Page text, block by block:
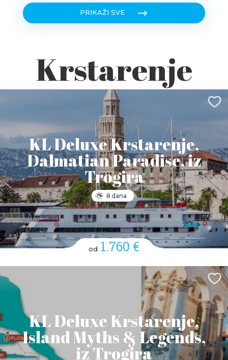
PRIKAŽI SVE
Krstarenje
KL Deluxe Krstarenje,
Dalmatian Paradise, iz
Trogira
8 dana
od 1.760 €
KL Deluxe Krstarenje,
Island Myths & Legends,
iz Trogira